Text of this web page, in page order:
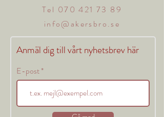
Tel 070 421 73 89
info@akersbro.se
Anmäl dig till vårt nyhetsbrev här
E-post